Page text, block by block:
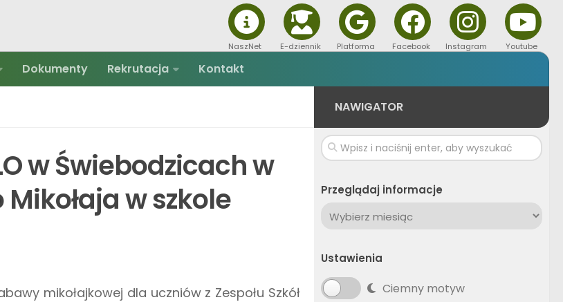
NaszNet E-dziennik Platforma Facebook Instagram Youtube
Dokumenty Rekrutacja Kontakt
w Świebodzicach w
w szkole
mikołajkowej dla uczniów z Zespołu Szkół
NAWIGATOR
Przeglądaj informacje
Przeglądaj
informacje
Ustawienia
Ciemny motyw